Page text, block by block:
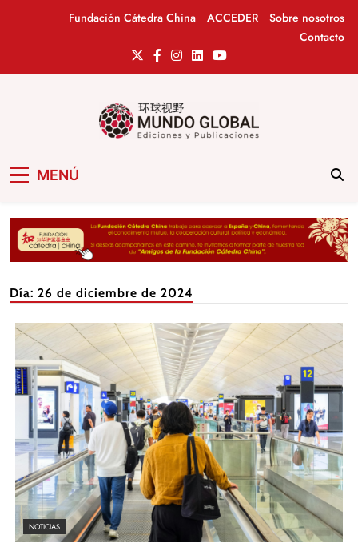
Fundación Cátedra China ACCEDER
Sobre nosotros
Contacto
MENÚ
Día: 26 de diciembre de 2024
NOTICIAS